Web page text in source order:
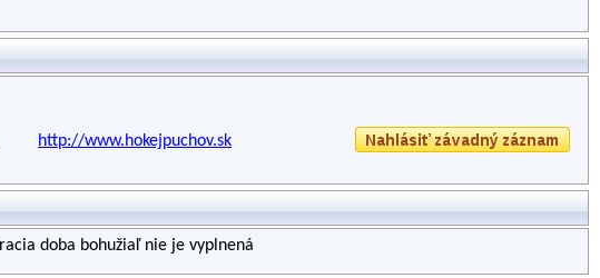
http://www.hokejpuchov.sk
doba bohužiaľ nie je vyplnená